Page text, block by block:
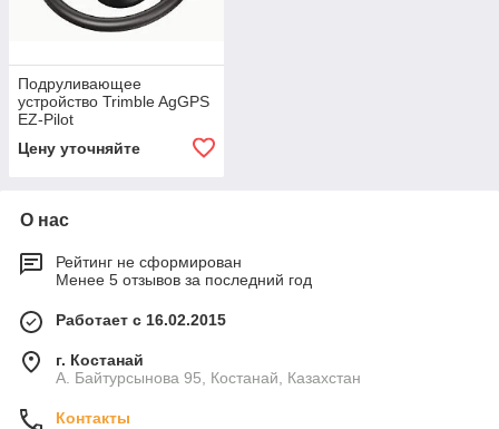
Подруливающее
устройство Trimble AgGPS
EZ-Pilot
Цену уточняйте
О нас
Рейтинг не сформирован
Менее 5 отзывов за последний год
Работает с 16.02.2015
г. Костанай
А. Байтурсынова 95, Костанай, Казахстан
Контакты